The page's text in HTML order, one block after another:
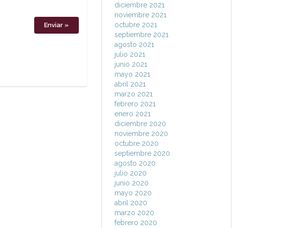
diciembre 2021
noviembre 2021
octubre 2021
septiembre 2021
agosto 2021
julio 2021
junio 2021
mayo 2021
abril 2021
marzo 2021
febrero 2021
enero 2021
diciembre 2020
noviembre 2020
octubre 2020
septiembre 2020
agosto 2020
julio 2020
junio 2020
mayo 2020
abril 2020
marzo 2020
febrero 2020